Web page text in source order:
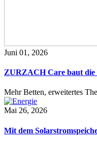
Juni 01, 2026
ZURZACH Care baut
Mehr Betten, erweitertes
Mai 26, 2026
Mit dem